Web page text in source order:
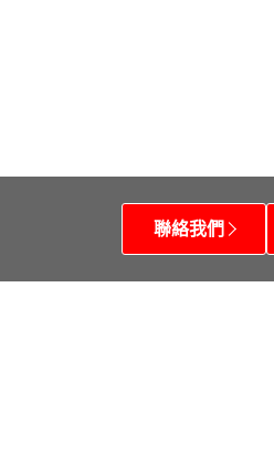
聯絡我們